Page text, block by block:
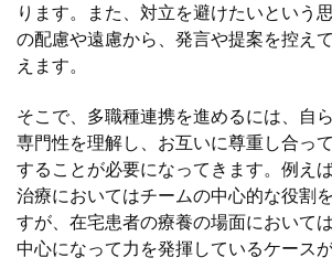
ります。また、対立を避けたいという
の配慮や遠慮から、発言や提案を控え
えます。
そこで、多職種連携を進めるには、自
専門性を理解し、お互いに尊重し合っ
することが必要になってきます。例え
治療においてはチームの中心的な役割
すが、在宅患者の療養の場面において
中心になって力を発揮しているケースが